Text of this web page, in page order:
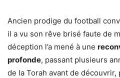
Ancien prodige du football
il a vu son rêve brisé faute de
déception l’a mené à une
profonde, passant plusieurs
de la Torah avant de découvrir,